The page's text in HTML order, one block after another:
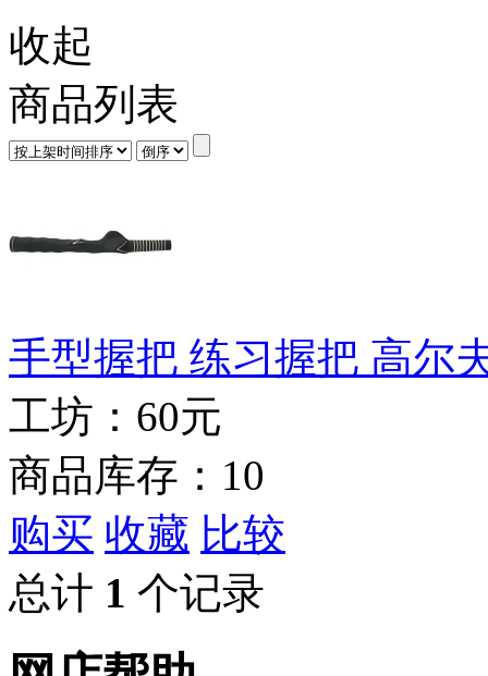
收起
商品列表
手型握把 练习握把 高尔
工坊： 60元
商品库存：10
购买 收藏 比较
总计 1 个记录